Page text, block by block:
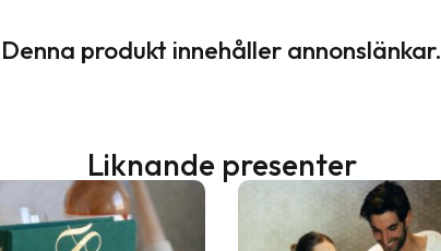
Denna produkt innehåller annonslänkar.
Liknande presenter